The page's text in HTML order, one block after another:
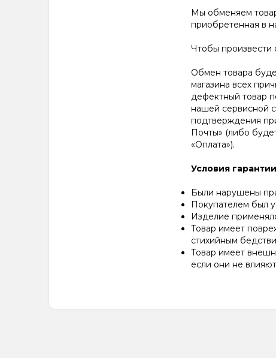
Мы обменяем
приобретенная в
Чтобы произвести
Обмен товара
магазина всех
дефектный товар
нашей сервисной
подтверждения
Почты» (либо
«Оплата»).
Условия
Были нарушены
Покупателем был
Изделие
Товар имеет
стихийным
Товар имеет
если они не